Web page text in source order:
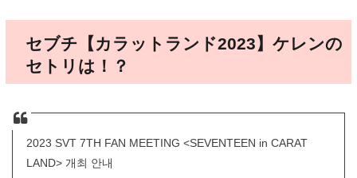
セブチ【カラットランド2023】ケレンの
セトリは！？
2023 SVT 7TH FAN MEETING <SEVENTEEN in CARAT
LAND> 개최 안내